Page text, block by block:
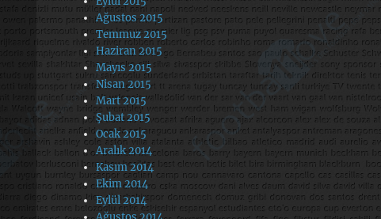
Ağustos 2015
Temmuz 2015
Haziran 2015
Mayıs 2015
Nisan 2015
Mart 2015
Şubat 2015
Ocak 2015
Aralık 2014
Kasım 2014
Ekim 2014
Eylül 2014